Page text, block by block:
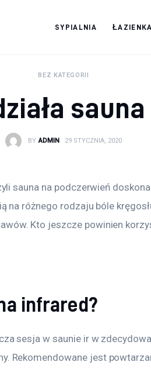
SYPIALNIA ŁAZIENKA
BEZ KATEGORII
BY ADMIN 29 STYCZNIA, 2020
sauna na podczerwień
na różnego rodzaju bóle
Kto jeszcze powinien
infrared?
sesja w saunie ir w
Rekomendowane jest